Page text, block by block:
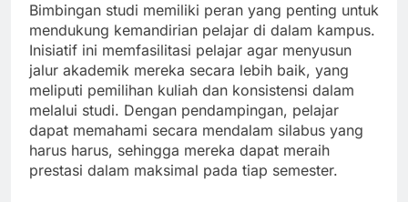
Bimbingan studi memiliki peran yang penting untuk
mendukung kemandirian pelajar di dalam kampus.
Inisiatif ini memfasilitasi pelajar agar menyusun
jalur akademik mereka secara lebih baik, yang
meliputi pemilihan kuliah dan konsistensi dalam
melalui studi. Dengan pendampingan, pelajar
dapat memahami secara mendalam silabus yang
harus harus, sehingga mereka dapat meraih
prestasi dalam maksimal pada tiap semester.